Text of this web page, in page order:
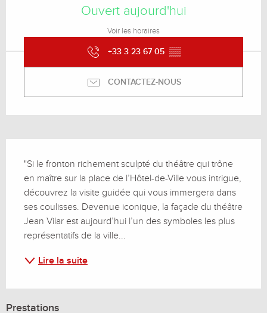
Ouvert aujourd'hui
Voir les horaires
+33 3 23 67 05 ▒▒
CONTACTEZ-NOUS
"Si le fronton richement sculpté du théâtre qui trône
en maître sur la place de l’Hôtel-de-Ville vous intrigue,
découvrez la visite guidée qui vous immergera dans
ses coulisses. Devenue iconique, la façade du théâtre
Jean Vilar est aujourd’hui l’un des symboles les plus
représentatifs de la ville...
Lire la suite
Prestations